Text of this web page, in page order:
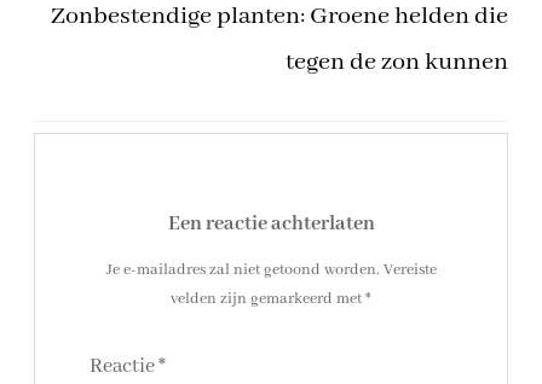
Zonbestendige planten: Groene helden die
tegen de zon kunnen
Een reactie achterlaten
Je e-mailadres zal niet getoond worden. Vereiste
velden zijn gemarkeerd met*
Reactie*